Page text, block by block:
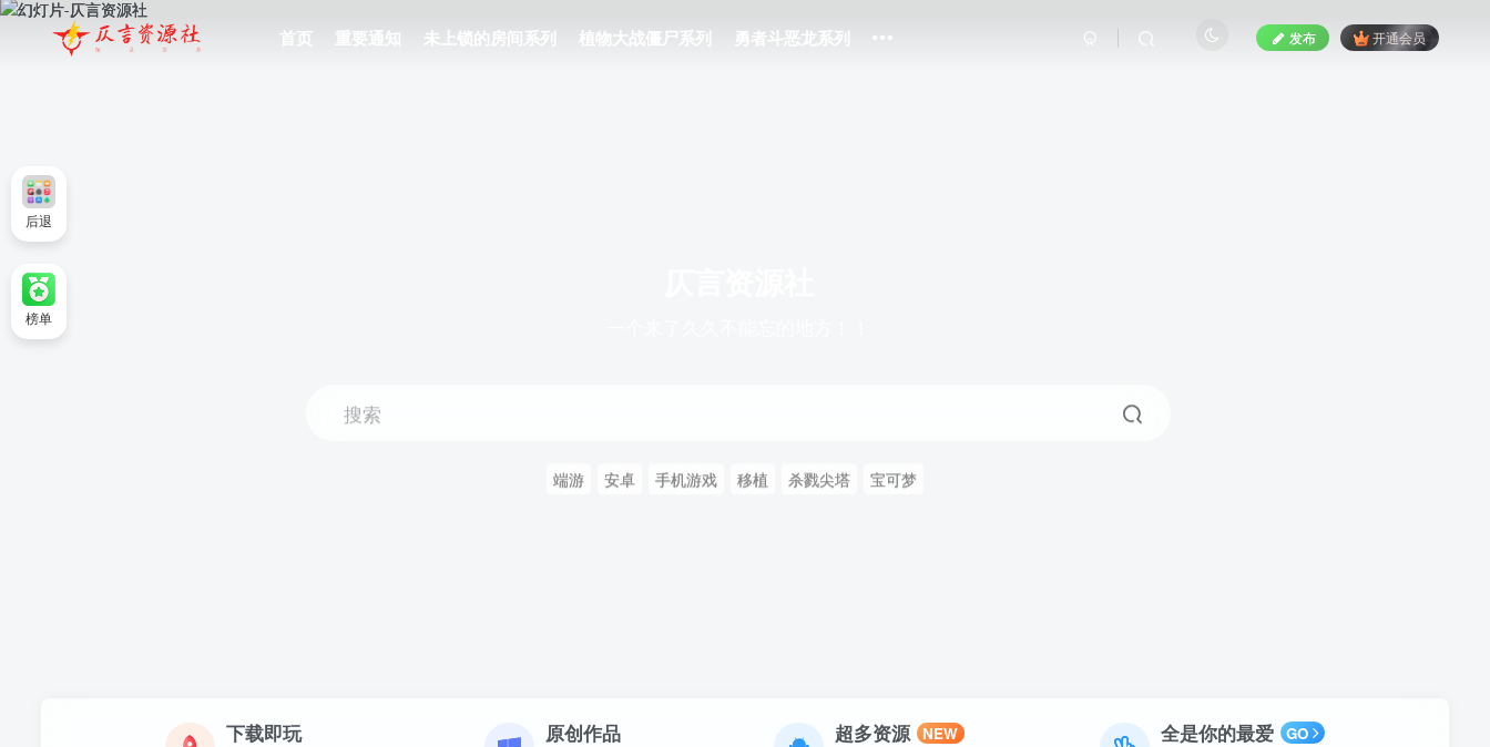
首页 重要通知 未上锁的房间系列 植物大战僵尸系列 勇者斗恶龙系列 发布 开通会员
搜索
端游 安卓 手机游戏 移植 杀戮尖塔 宝可梦
下载即玩 原创作品 超多资源 NEW 全是你的最爱 GO
后退
榜单